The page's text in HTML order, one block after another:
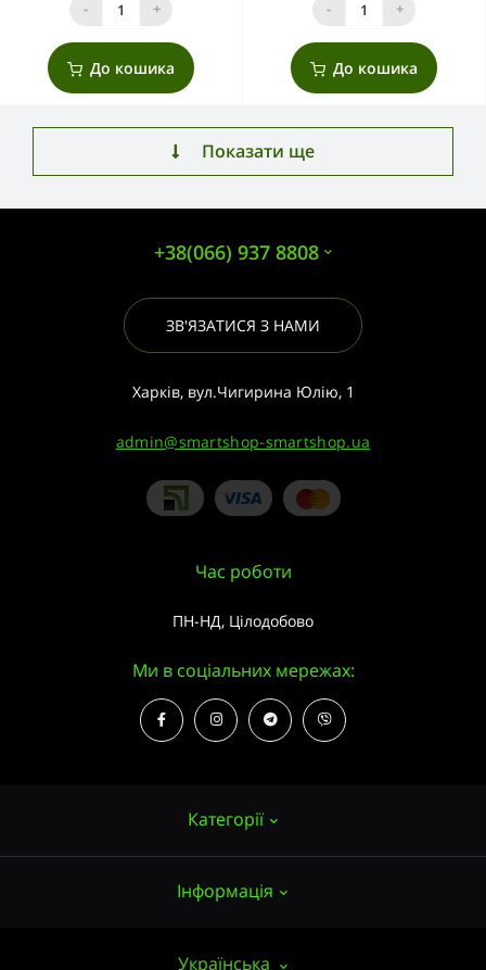
- +
До кошика
- +
До кошика
Показати ще
+38(066) 937 8808
ЗВ'ЯЗАТИСЯ З НАМИ
Харків, вул.Чигирина Юлію, 1
admin@smartshop-smartshop.ua
Категорії
Інформація
Час роботи
ПН-НД, Цілодобово
Ми в соціальних мережах:
Українська